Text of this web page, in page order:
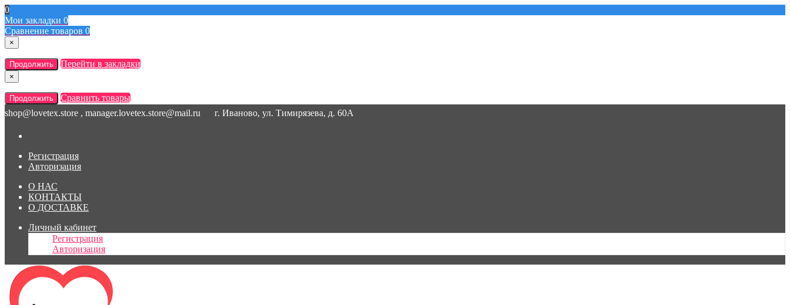
0
Мои закладки 0
Сравнение товаров 0
×
Продолжить Перейти в закладки
×
Продолжить
Сравнить товары
shop@lovetex.store , manager.lovetex.store@mail.ru
г. Иваново, ул. Тимирязева, д. 60А
Регистрация
Авторизация
О НАС
КОНТАКТЫ
О ДОСТАВКЕ
Личный кабинет
Регистрация
Авторизация